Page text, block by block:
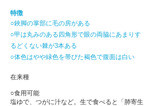
特徴
○鋏脚の掌部に毛の房がある
○甲は丸みのある四角形で眼の両脇にあまりす
るどくない棘が3本ある
○体色はやや緑色を帯びた褐色で腹面は白い
在来種
○食用可能
塩ゆで、つがに汁など。生で食べると「肺寄生